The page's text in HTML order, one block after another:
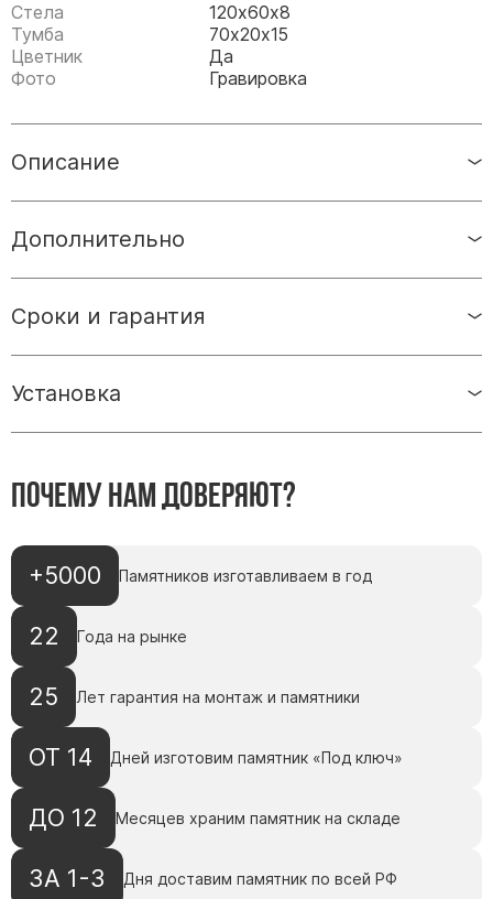
Памятники сыну
Памятники вертикальные
Памятники классические
Памятники красивые
Памятники Православные
Памятники черные
Памятники в виде дерева
Памятники в форме волны
Памятники ростовые
Мемориальные доски
Стела
120х60х8
Тумба
70х20х15
Цветник
Да
Фото
Гравировка
Описание
Дополнительно
Сроки и гарантия
Установка
Почему нам доверяют?
+5000 Памятников изготавливаем в год
22 Года на рынке
25 Лет гарантия на монтаж и памятники
ОТ 14 Дней изготовим памятник «Под ключ»
ДО 12 Месяцев храним памятник на складе
ЗА 1-3 Дня доставим памятник по всей РФ